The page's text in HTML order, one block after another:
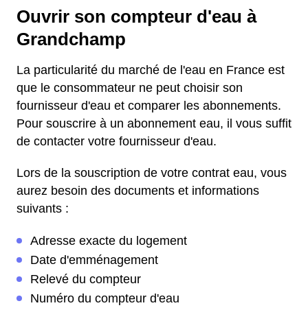
Ouvrir son compteur d'eau à
Grandchamp
La particularité du marché de l'eau en France est
que le consommateur ne peut choisir son
fournisseur d'eau et comparer les abonnements.
Pour souscrire à un abonnement eau, il vous suffit
de contacter votre fournisseur d'eau.
Lors de la souscription de votre contrat eau, vous
aurez besoin des documents et informations
suivants :
Adresse exacte du logement
Date d'emménagement
Relevé du compteur
Numéro du compteur d'eau